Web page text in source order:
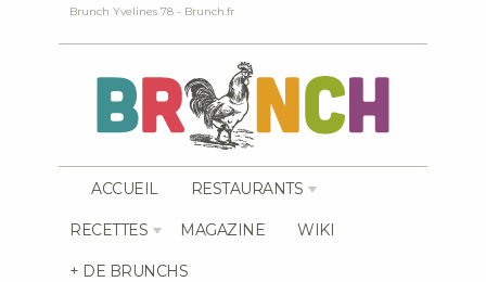
Brunch Yvelines 78 - Brunch.fr
ACCUEIL RESTAURANTS
RECETTES MAGAZINE WIKI
+ DE BRUNCHS